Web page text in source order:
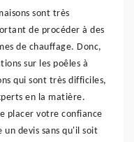
sont très
de procéder à des
de chauffage. Donc,
sur les poêles à
qui sont très difficiles,
en la matière.
placer votre confiance
un devis sans qu'il soit